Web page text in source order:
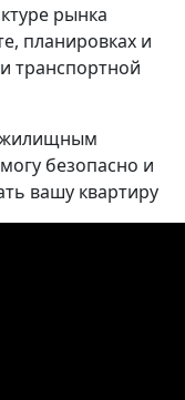
рынка
планировках и
транспортной
жилищным
безопасно и
вашу квартиру